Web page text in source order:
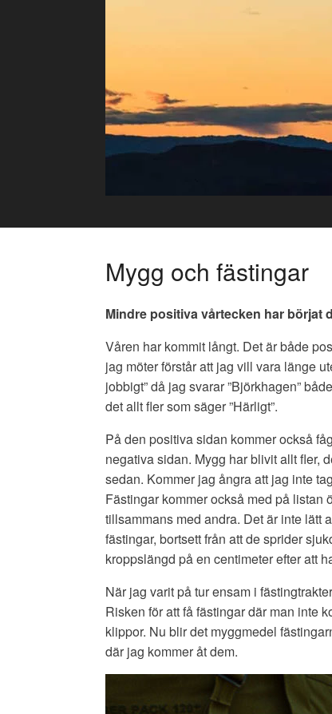
Mygg och fästingar
Mindre positiva vårtecken har börjat
Våren har kommit långt. Det är både
jag möter förstår att jag vill vara länge
jobbigt” då jag svarar ”Björkhagen”
det allt fler som säger ”Härligt”.
På den positiva sidan kommer också
negativa sidan. Mygg har blivit allt fler,
sedan. Kommer jag ångra att jag inte
Fästingar kommer också med på listan
tillsammans med andra. Det är inte lätt
fästingar, bortsett från att de sprider
kroppslängd på en centimeter efter att
När jag varit på tur ensam i
Risken för att få fästingar där man inte
klippor. Nu blir det myggmedel
där jag kommer åt dem.